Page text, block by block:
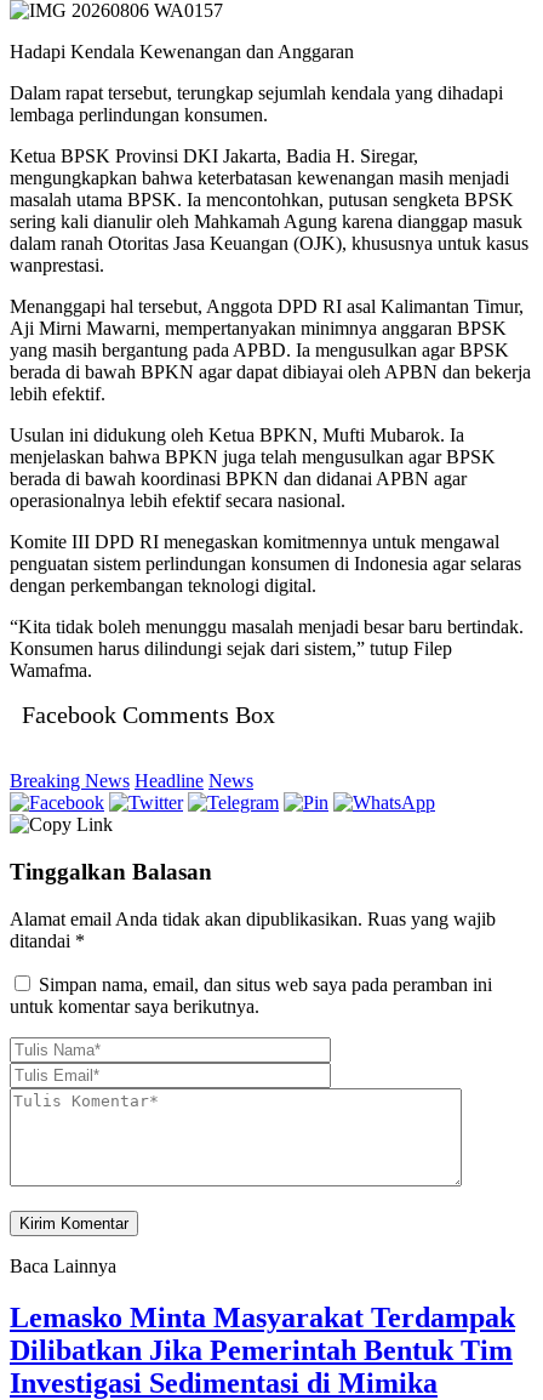
​Hadapi Kendala Kewenangan dan Anggaran
​Dalam rapat tersebut, terungkap sejumlah kendala yang dihadapi
lembaga perlindungan konsumen.
​Ketua BPSK Provinsi DKI Jakarta, Badia H. Siregar,
mengungkapkan bahwa keterbatasan kewenangan masih menjadi
masalah utama BPSK. Ia mencontohkan, putusan sengketa BPSK
sering kali dianulir oleh Mahkamah Agung karena dianggap masuk
dalam ranah Otoritas Jasa Keuangan (OJK), khususnya untuk kasus
wanprestasi.
​Menanggapi hal tersebut, Anggota DPD RI asal Kalimantan Timur,
Aji Mirni Mawarni, mempertanyakan minimnya anggaran BPSK
yang masih bergantung pada APBD. Ia mengusulkan agar BPSK
berada di bawah BPKN agar dapat dibiayai oleh APBN dan bekerja
lebih efektif.
​Usulan ini didukung oleh Ketua BPKN, Mufti Mubarok. Ia
menjelaskan bahwa BPKN juga telah mengusulkan agar BPSK
berada di bawah koordinasi BPKN dan didanai APBN agar
operasionalnya lebih efektif secara nasional.
​Komite III DPD RI menegaskan komitmennya untuk mengawal
penguatan sistem perlindungan konsumen di Indonesia agar selaras
dengan perkembangan teknologi digital.
​“Kita tidak boleh menunggu masalah menjadi besar baru bertindak.
Konsumen harus dilindungi sejak dari sistem,” tutup Filep
Wamafma.
Facebook Comments Box
Breaking News Headline News
Tinggalkan Balasan
Alamat email Anda tidak akan dipublikasikan. Ruas yang wajib
ditandai *
Simpan nama, email, dan situs web saya pada peramban ini
untuk komentar saya berikutnya.
Baca Lainnya
Lemasko Minta Masyarakat Terdampak
Dilibatkan Jika Pemerintah Bentuk Tim
Investigasi Sedimentasi di Mimika